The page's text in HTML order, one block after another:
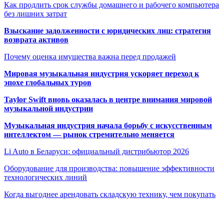
Как продлить срок службы домашнего и рабочего компьютера
без лишних затрат
Взыскание задолженности с юридических лиц: стратегия
возврата активов
Почему оценка имущества важна перед продажей
Мировая музыкальная индустрия ускоряет переход к
эпохе глобальных туров
Taylor Swift вновь оказалась в центре внимания мировой
музыкальной индустрии
Музыкальная индустрия начала борьбу с искусственным
интеллектом — рынок стремительно меняется
Li Auto в Беларуси: официальный дистрибьютор 2026
Оборудование для производства: повышение эффективности
технологических линий
Когда выгоднее арендовать складскую технику, чем покупать